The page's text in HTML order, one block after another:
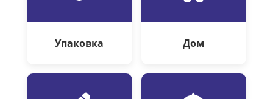
Упаковка Дом